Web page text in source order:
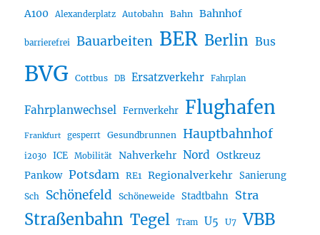
A100 Alexanderplatz Autobahn Bahn Bahnhof
barrierefrei Bauarbeiten BER Berlin Bus
BVG Cottbus DB Ersatzverkehr Fahrplan
Fahrplanwechsel Fernverkehr Flughafen
Frankfurt gesperrt Gesundbrunnen Hauptbahnhof
i2030 ICE Mobilität Nahverkehr Nord Ostkreuz
Pankow Potsdam RE1 Regionalverkehr Sanierung
Sch Schönefeld Schöneweide Stadtbahn Stra
Straßenbahn Tegel Tram U5 U7 VBB